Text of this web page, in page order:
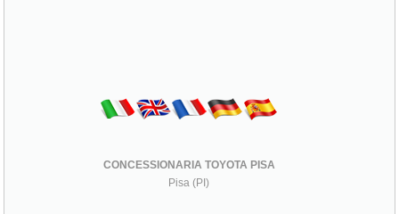
CONCESSIONARIA TOYOTA PISA
Pisa (PI)